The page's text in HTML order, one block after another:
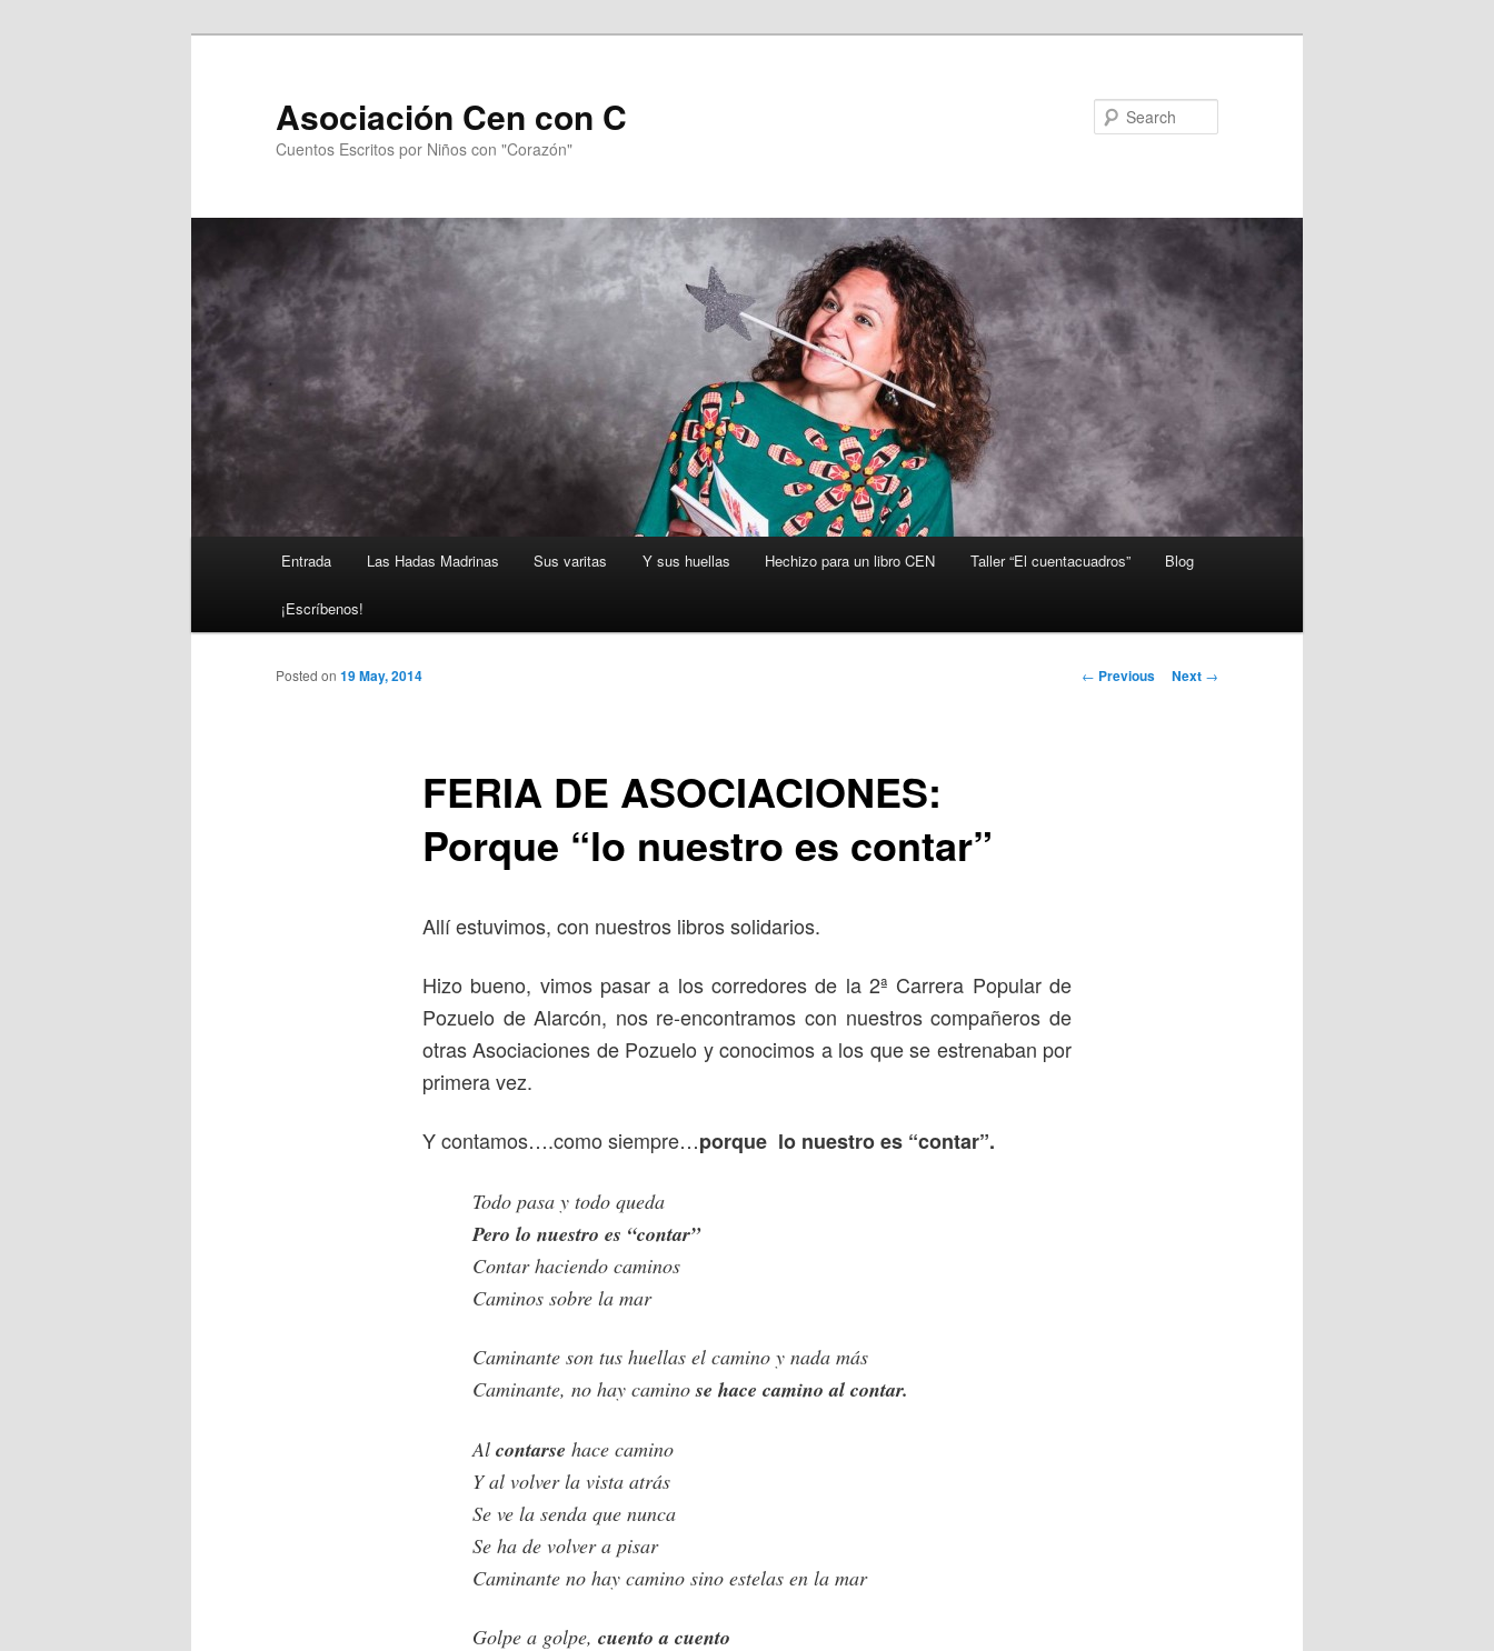
Asociación Cen con C
Cuentos Escritos por Niños con "Corazón"
Skip
to
primary
Entrada Las Hadas Madrinas Sus varitas Y sus huellas Hechizo para un libro CEN Taller “El cuentacuadros” Blog
¡Escríbenos!
Post
← Previous Next →
FERIA DE ASOCIACIONES:
Porque “lo nuestro es contar”
Posted on 19 May, 2014
Allí estuvimos, con nuestros libros solidarios.
Hizo bueno, vimos pasar a los corredores de la 2ª Carrera Popular de
Pozuelo de Alarcón, nos re-encontramos con nuestros compañeros de
otras Asociaciones de Pozuelo y conocimos a los que se estrenaban por
primera vez.
Y contamos….como siempre…porque lo nuestro es “contar”.
Todo pasa y todo queda
Pero lo nuestro es “contar”
Contar haciendo caminos
Caminos sobre la mar
Caminante son tus huellas el camino y nada más
Caminante, no hay caminose hace camino al contar.
Al contarse hace camino
Y al volver la vista atrás
Se ve la senda que nunca
Se ha de volver a pisar
Caminante no hay camino sino estelas en la mar
Golpe a golpe, cuento a cuento